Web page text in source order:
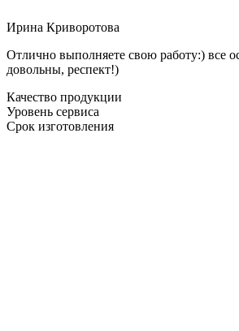
Ирина Криворотова
Отлично выполняете свою работу:) все
довольны, респект!)
Качество продукции
Уровень сервиса
Срок изготовления